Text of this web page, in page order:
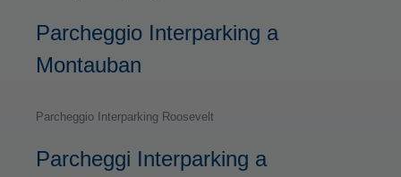
Parcheggio Interparking a
Montauban
Parcheggio Interparking Roosevelt
Parcheggi Interparking a